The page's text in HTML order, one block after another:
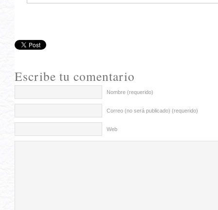
Escribe tu comentario
Nombre (requerido)
Correo (no será publicado) (requerido)
Web